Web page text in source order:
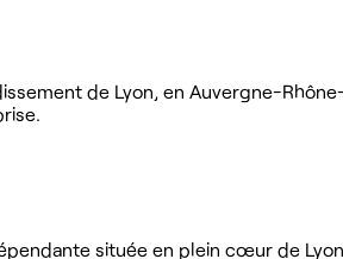
de Lyon, en Auvergne-
située en plein cœur de